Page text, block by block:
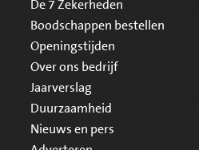
De 7 Zekerheden
Boodschappen bestellen
Openingstijden
Over ons bedrijf
Jaarverslag
Duurzaamheid
Nieuws en pers